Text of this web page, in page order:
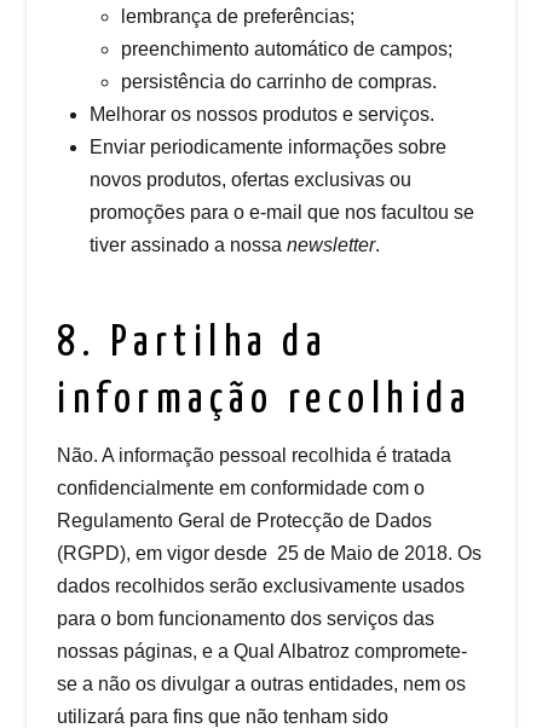
lembrança de preferências;
preenchimento automático de campos;
persistência do carrinho de compras.
Melhorar os nossos produtos e serviços.
Enviar periodicamente informações sobre
novos produtos, ofertas exclusivas ou
promoções para o e-mail que nos facultou se
tiver assinado a nossa newsletter.
8. Partilha da
informação recolhida
Não. A informação pessoal recolhida é tratada
confidencialmente em conformidade com o
Regulamento Geral de Protecção de Dados
(RGPD), em vigor desde 25 de Maio de 2018. Os
dados recolhidos serão exclusivamente usados
para o bom funcionamento dos serviços das
nossas páginas, e a Qual Albatroz compromete-
se a não os divulgar a outras entidades, nem os
utilizará para fins que não tenham sido